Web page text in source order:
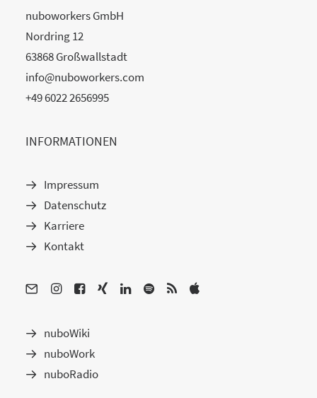
nuboworkers GmbH
Nordring 12
63868 Großwallstadt
info@nuboworkers.com
+49 6022 2656995
INFORMATIONEN
Impressum
Datenschutz
Karriere
Kontakt
nuboWiki
nuboWork
nuboRadio